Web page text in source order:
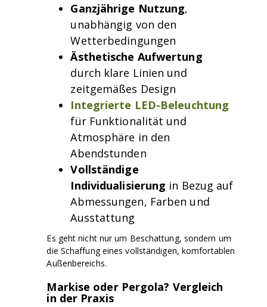
Ganzjährige Nutzung,
unabhängig von den
Wetterbedingungen
Ästhetische Aufwertung
durch klare Linien und
zeitgemäßes Design
Integrierte LED-Beleuchtung
für Funktionalität und
Atmosphäre in den
Abendstunden
Vollständige
Individualisierung in Bezug auf
Abmessungen, Farben und
Ausstattung
Es geht nicht nur um Beschattung, sondern um
die Schaffung eines vollständigen, komfortablen
Außenbereichs.
Markise oder Pergola? Vergleich
in der Praxis